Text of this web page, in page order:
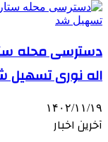
دسترسی محله
اله نوری تسهیل
۱۴۰۲/۱۱/۱۹
آخرین اخبار